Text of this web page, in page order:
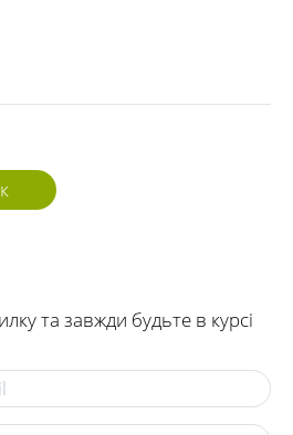
та завжди будьте в курсі